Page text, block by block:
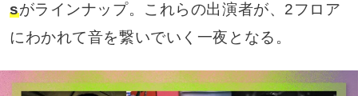
sがラインナップ。これらの出演者が、2フロア
にわかれて音を繋いでいく一夜となる。